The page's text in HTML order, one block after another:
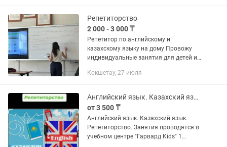
Репетиторство
2 000 - 3 000 ₸
Репетитор по английскому и
казахскому языку на дому Провожу
индивидуальные занятия для детей и
закреплении школьной программы,
Кокшетау, 27 июля
Английский язык. Казахский язык. Репетиторство.
от 3 500 ₸
Английский язык. Казахский язык.
Репетиторство. Занятия проводятся в
учебном центре "Гарвард Kids" 1